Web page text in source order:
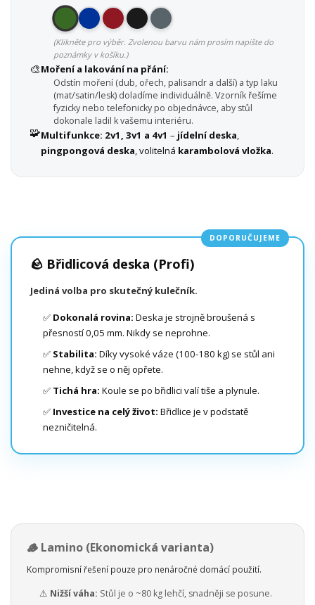
(Klikněte pro výběr. Zvolenou barvu nám prosím napište do
poznámky v košíku.)
🎨Moření a lakování na přání:
Odstín moření (dub, ořech, palisandr a další) a typ laku
(mat/satin/lesk) doladíme individuálně. Vzorník řešíme
fyzicky nebo telefonicky po objednávce, aby stůl
dokonale ladil k vašemu interiéru.
🧩Multifunkce: 2v1, 3v1 a 4v1 – jídelní deska,
pingpongová deska, volitelná karambolová vložka.
DOPORUČUJEME
🪨 Břidlicová deska (Profi)
Jediná volba pro skutečný kulečník.
✅ Dokonalá rovina: Deska je strojně broušená s
přesností 0,05 mm. Nikdy se neprohne.
✅ Stabilita: Díky vysoké váze (100-180 kg) se stůl ani
nehne, když se o něj opřete.
✅ Tichá hra: Koule se po břidlici valí tiše a plynule.
✅ Investice na celý život: Břidlice je v podstatě
nezničitelná.
🪵 Lamino (Ekonomická varianta)
Kompromisní řešení pouze pro nenáročné domácí použití.
⚠️ Nižší váha: Stůl je o ~80 kg lehčí, snadněji se posune.